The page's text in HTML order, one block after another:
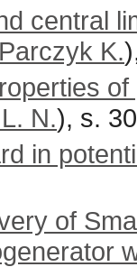
central
Parczyk K.
N.), s.
in
of